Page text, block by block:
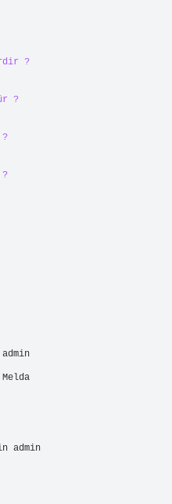
?
?
?
admin
Melda
admin